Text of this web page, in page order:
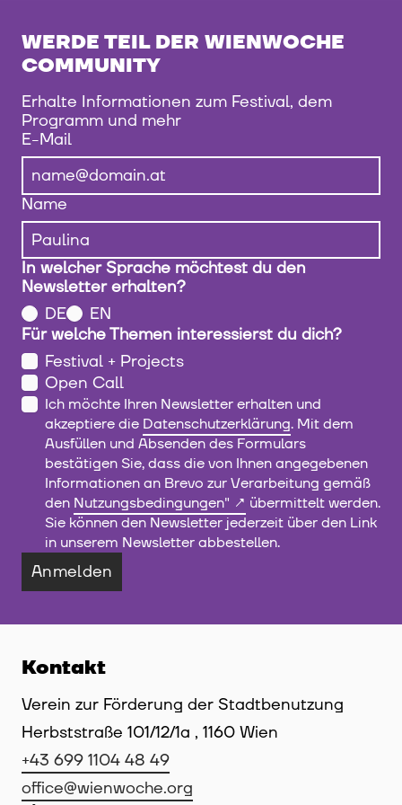
WERDE TEIL DER WIENWOCHE
COMMUNITY
Erhalte Informationen zum Festival, dem
Programm und mehr
E-Mail
Name
In welcher Sprache möchtest du den
Newsletter erhalten?
DE
EN
Für welche Themen interessierst du dich?
Festival + Projects
Open Call
Ich möchte Ihren Newsletter erhalten und
akzeptiere die Datenschutzerklärung. Mit dem
Ausfüllen und Absenden des Formulars
bestätigen Sie, dass die von Ihnen angegebenen
Informationen an Brevo zur Verarbeitung gemäß
den Nutzungsbedingungen"
übermittelt werden.
Sie können den Newsletter jederzeit über den Link
in unserem Newsletter abbestellen.
Anmelden
Kontakt
Verein zur Förderung der Stadtbenutzung
Herbststraße 101/12/1a , 1160 Wien
+43 699 1104 48 49
office@wienwoche.org